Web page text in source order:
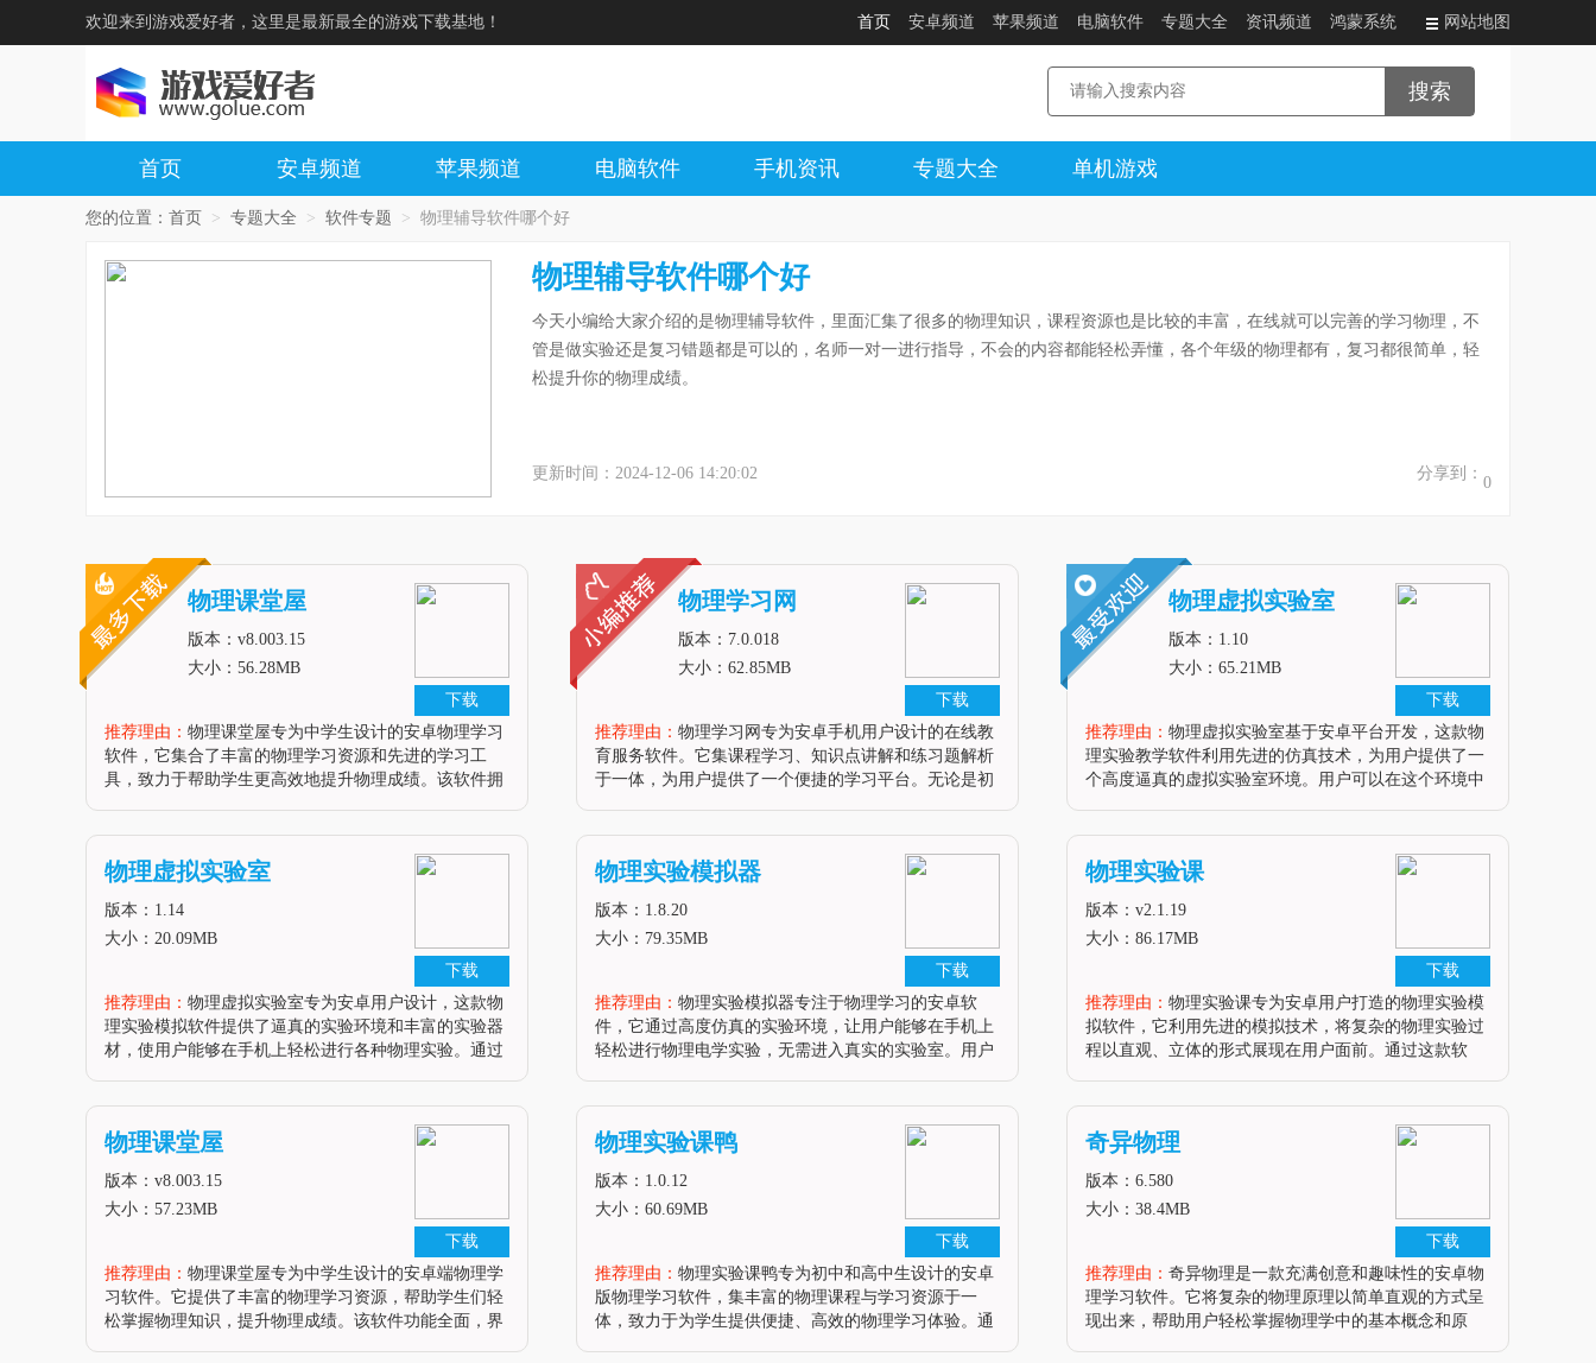
欢迎来到游戏爱好者，这里是最新最全的游戏下载基地！ 首页 安卓频道 苹果频道 电脑软件 专题大全 资讯频道 鸿蒙系统 网站地图
首页 安卓频道 苹果频道 电脑软件 手机资讯 专题大全 单机游戏
您的位置： 首页 > 专题大全 > 软件专题 > 物理辅导软件哪个好
物理辅导软件哪个好
今天小编给大家介绍的是物理辅导软件，里面汇集了很多的物理知识，课程资源也是比较的丰富，在线就可以完善的学习物理，不
管是做实验还是复习错题都是可以的，名师一对一进行指导，不会的内容都能轻松弄懂，各个年级的物理都有，复习都很简单，轻
松提升你的物理成绩。
更新时间：2024-12-06 14:20:02 分享到：
0
下载
物理课堂屋
版本：v8.003.15
大小：56.28MB
推荐理由： 物理课堂屋专为中学生设计的安卓物理学习
软件，它集合了丰富的物理学习资源和先进的学习工
具，致力于帮助学生更高效地提升物理成绩。该软件拥
识。软件特性1. 拥有一流的名师团队，为用户提供专业
且生动的物理课程讲解。2. 支持智能课件和智能笔记功
能，让学习过程更加便捷高效。3. 提供领先的复习系
统，帮助学生巩固知识
下载
物理学习网
版本：7.0.018
大小：62.85MB
推荐理由： 物理学习网专为安卓手机用户设计的在线教
育服务软件。它集课程学习、知识点讲解和练习题解析
于一体，为用户提供了一个便捷的学习平台。无论是初
了物理学科的各个章节和知识点，为用户提供全面的学
习体验。2. 精准的练习题解析：软件内附有大量的练习
题及详细解析，帮助用户巩固所学知识。3. 便捷的学习
方式：用户可
下载
物理虚拟实验室
版本：1.10
大小：65.21MB
推荐理由： 物理虚拟实验室基于安卓平台开发，这款物
理实验教学软件利用先进的仿真技术，为用户提供了一
个高度逼真的虚拟实验室环境。用户可以在这个环境中
容：物理虚拟实验室涵盖了力学、热学、光学、电学等
多个领域的实验，满足了用户多样化的学习需求。2. 高
度逼真的模拟环境：软件采用先进的仿真技术，能够精
确模拟实验场景和物
下载
物理虚拟实验室
版本：1.14
大小：20.09MB
推荐理由： 物理虚拟实验室专为安卓用户设计，这款物
理实验模拟软件提供了逼真的实验环境和丰富的实验器
材，使用户能够在手机上轻松进行各种物理实验。通过
真的实验环境：物理虚拟实验室通过先进的模拟技术，
为用户打造了高度逼真的实验环境，使用户仿佛置身于
真实的实验室中。2. 丰富的实验器材：软件提供了多种
实验器材供用户选择
下载
物理实验模拟器
版本：1.8.20
大小：79.35MB
推荐理由： 物理实验模拟器专注于物理学习的安卓软
件，它通过高度仿真的实验环境，让用户能够在手机上
轻松进行物理电学实验，无需进入真实的实验室。用户
软件亮点1. 物理实验模拟器提供了器件属性自由设置的
功能，用户可以完整复原自己的电路图，使模拟实验更
加接近真实情况。2. 软件支持用户随意设计电路，不受
教材或经验限制，为用
下载
物理实验课
版本：v2.1.19
大小：86.17MB
推荐理由： 物理实验课专为安卓用户打造的物理实验模
拟软件，它利用先进的模拟技术，将复杂的物理实验过
程以直观、立体的形式展现在用户面前。通过这款软
实验课涵盖了力学、光学、电学等多个领域的实验，满
足用户不同的学习需求。2. 真实的模拟体验：软件采用
高精度的模拟引擎，能够真实还原实验过程，让用户仿
佛置身于实验室之中。
下载
物理课堂屋
版本：v8.003.15
大小：57.23MB
推荐理由： 物理课堂屋专为中学生设计的安卓端物理学
习软件。它提供了丰富的物理学习资源，帮助学生们轻
松掌握物理知识，提升物理成绩。该软件功能全面，界
下载
物理实验课鸭
版本：1.0.12
大小：60.69MB
推荐理由： 物理实验课鸭专为初中和高中生设计的安卓
版物理学习软件，集丰富的物理课程与学习资源于一
体，致力于为学生提供便捷、高效的物理学习体验。通
下载
奇异物理
版本：6.580
大小：38.4MB
推荐理由： 奇异物理是一款充满创意和趣味性的安卓物
理学习软件。它将复杂的物理原理以简单直观的方式呈
现出来，帮助用户轻松掌握物理学中的基本概念和原